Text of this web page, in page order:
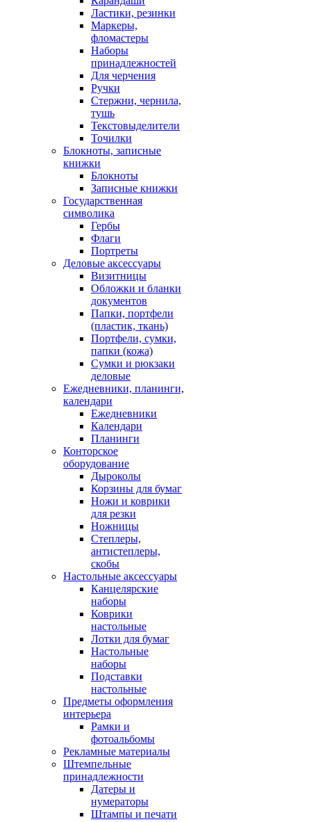
Ластики, резинки
Маркеры,
фломастеры
Наборы
принадлежностей
Для черчения
Ручки
Стержни, чернила,
тушь
Текстовыделители
Точилки
Блокноты, записные
книжки
Блокноты
Записные книжки
Государственная
символика
Гербы
Флаги
Портреты
Деловые аксессуары
Визитницы
Обложки и бланки
документов
Папки, портфели
(пластик, ткань)
Портфели, сумки,
папки (кожа)
Сумки и рюкзаки
деловые
Ежедневники, планинги,
календари
Ежедневники
Календари
Планинги
Конторское
оборудование
Дыроколы
Корзины для бумаг
Ножи и коврики
для резки
Ножницы
Степлеры,
антистеплеры,
скобы
Настольные аксессуары
Канцелярские
наборы
Коврики
настольные
Лотки для бумаг
Настольные
наборы
Подставки
настольные
Предметы оформления
интерьера
Рамки и
фотоальбомы
Рекламные материалы
Штемпельные
принадлежности
Датеры и
нумераторы
Штампы и печати